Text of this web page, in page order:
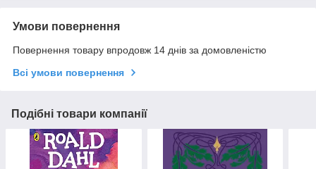
Умови повернення
Повернення товару впродовж 14 днів за домовленістю
Всі умови повернення
Подібні товари компанії